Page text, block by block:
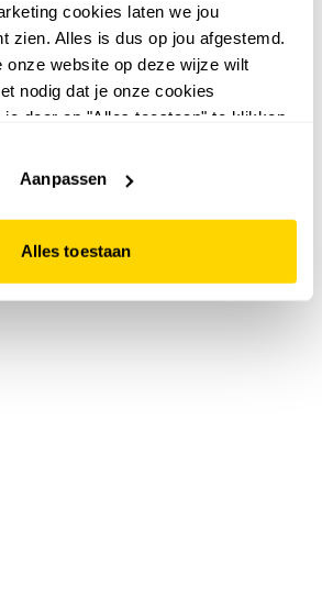
cookies laten we jou
zien. Alles is dus op jou afgestemd.
onze website op deze wijze wilt
nodig dat je onze cookies
door op "Alles toestaan" te klikken.
functioneert.
Aanpassen
Alles toestaan